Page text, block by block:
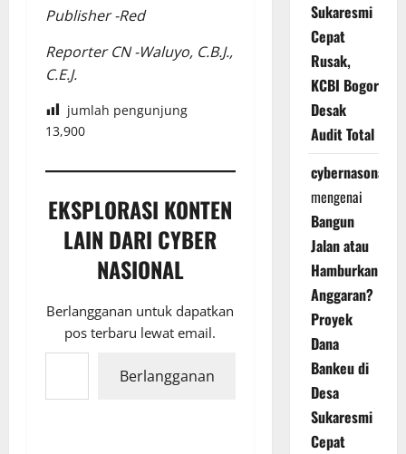
Publisher -Red
Reporter CN -Waluyo, C.B.J.,
C.E.J.
jumlah pengunjung
13,900
EKSPLORASI KONTEN
LAIN DARI CYBER
NASIONAL
Berlangganan untuk dapatkan
pos terbaru lewat email.
Ketikkan email Anda...
Berlangganan
Sukaresmi
Cepat
Rusak,
KCBI Bogor
Desak
Audit Total
cybernasonal
mengenai
Bangun
Jalan atau
Hamburkan
Anggaran?
Proyek
Dana
Bankeu di
Desa
Sukaresmi
Cepat